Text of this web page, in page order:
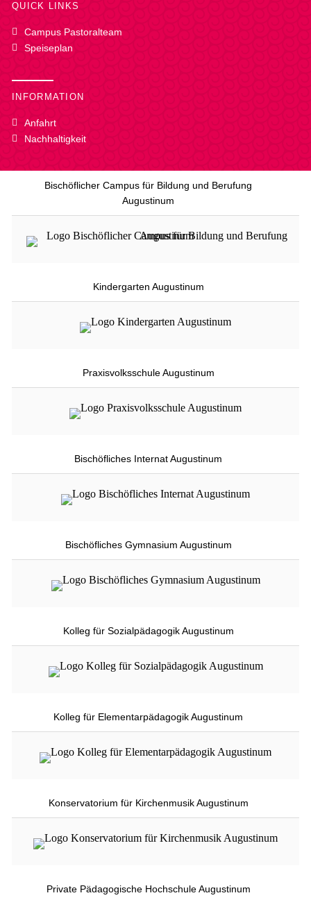
QUICK LINKS
Campus Pastoralteam
Speiseplan
INFORMATION
Anfahrt
Nachhaltigkeit
Bischöflicher Campus für Bildung und Berufung
Augustinum
Kindergarten Augustinum
Praxisvolksschule Augustinum
Bischöfliches Internat Augustinum
Bischöfliches Gymnasium Augustinum
Kolleg für Sozialpädagogik Augustinum
Kolleg für Elementarpädagogik Augustinum
Konservatorium für Kirchenmusik Augustinum
Private Pädagogische Hochschule Augustinum